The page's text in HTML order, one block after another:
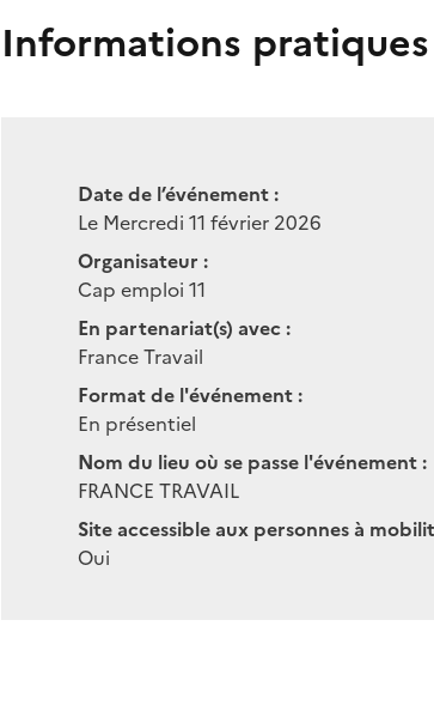
Informations pratiques
Date de l’événement :
Le Mercredi 11 février 2026
Organisateur :
Cap emploi 11
En partenariat(s) avec :
France Travail
Format de l'événement :
En présentiel
Nom du lieu où se passe l'événement :
FRANCE TRAVAIL
Site accessible aux personnes à
Oui